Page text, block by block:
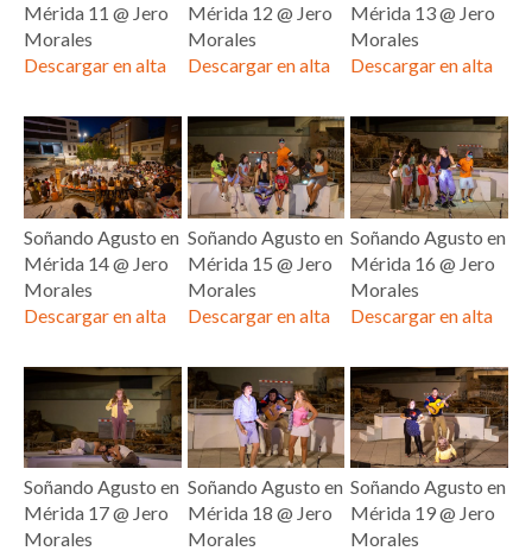
Mérida 11 @ Jero
Morales
Descargar en alta
Mérida 12 @ Jero
Morales
Descargar en alta
Mérida 13 @ Jero
Morales
Descargar en alta
Soñando Agusto en
Mérida 14 @ Jero
Morales
Descargar en alta
Soñando Agusto en
Mérida 15 @ Jero
Morales
Descargar en alta
Soñando Agusto en
Mérida 16 @ Jero
Morales
Descargar en alta
Soñando Agusto en
Mérida 17 @ Jero
Morales
Soñando Agusto en
Mérida 18 @ Jero
Morales
Soñando Agusto en
Mérida 19 @ Jero
Morales